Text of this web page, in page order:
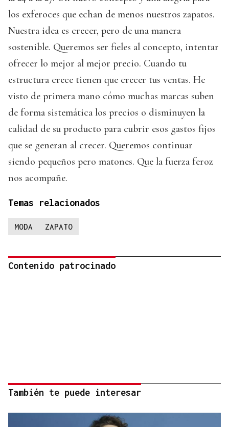
los exferoces que echan de menos nuestros zapatos.
Nuestra idea es crecer, pero de una manera
sostenible. Queremos ser fieles al concepto, intentar
ofrecer lo mejor al mejor precio. Cuando tu
estructura crece tienen que crecer tus ventas. He
visto de primera mano cómo muchas marcas suben
de forma sistemática los precios o disminuyen la
calidad de su producto para cubrir esos gastos fijos
que se generan al crecer. Queremos continuar
siendo pequeños pero matones. Que la fuerza feroz
nos acompañe.
Temas relacionados
MODA ZAPATO
Contenido patrocinado
También te puede interesar